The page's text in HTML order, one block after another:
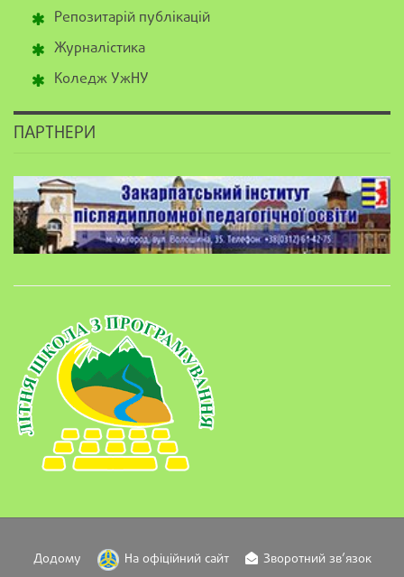
Репозитарій публікацій
Журналістика
Коледж УжНУ
ПАРТНЕРИ
Додому На офіційний сайт Зворотний зв’язок